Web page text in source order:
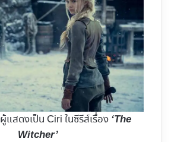
ผู้แสดงเป็น Ciri ในซีรีส์เรื่อง ‘The
Witcher’